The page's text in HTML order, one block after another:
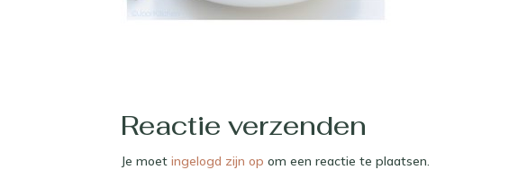
Reactie verzenden
Je moetingelogd zijn op om een reactie te plaatsen.